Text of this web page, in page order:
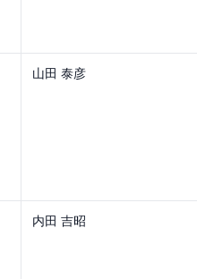
山田 泰彦
内田 吉昭